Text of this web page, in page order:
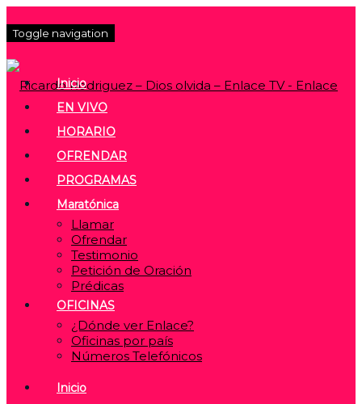
Toggle navigation
Inicio
EN VIVO
HORARIO
OFRENDAR
PROGRAMAS
Maratónica
Llamar
Ofrendar
Testimonio
Petición de Oración
Prédicas
OFICINAS
¿Dónde ver Enlace?
Oficinas por país
Números Telefónicos
Inicio